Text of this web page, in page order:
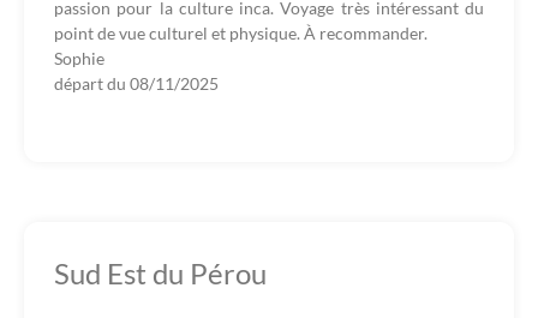
passion pour la culture inca. Voyage très intéressant du
point de vue culturel et physique. À recommander.
Sophie
départ du 08/11/2025
Sud Est du Pérou